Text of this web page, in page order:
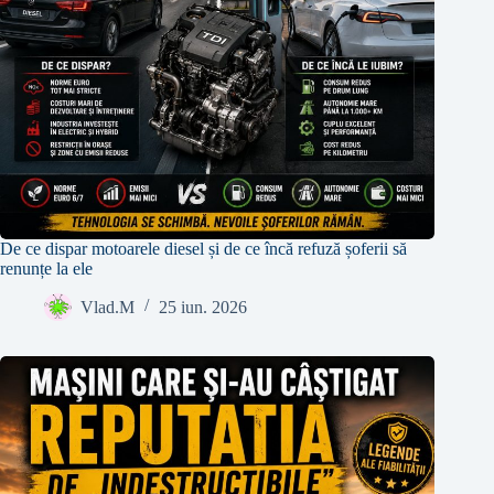
De ce dispar motoarele diesel și de ce încă refuză șoferii să
renunțe la ele
Vlad.M 25 iun. 2026